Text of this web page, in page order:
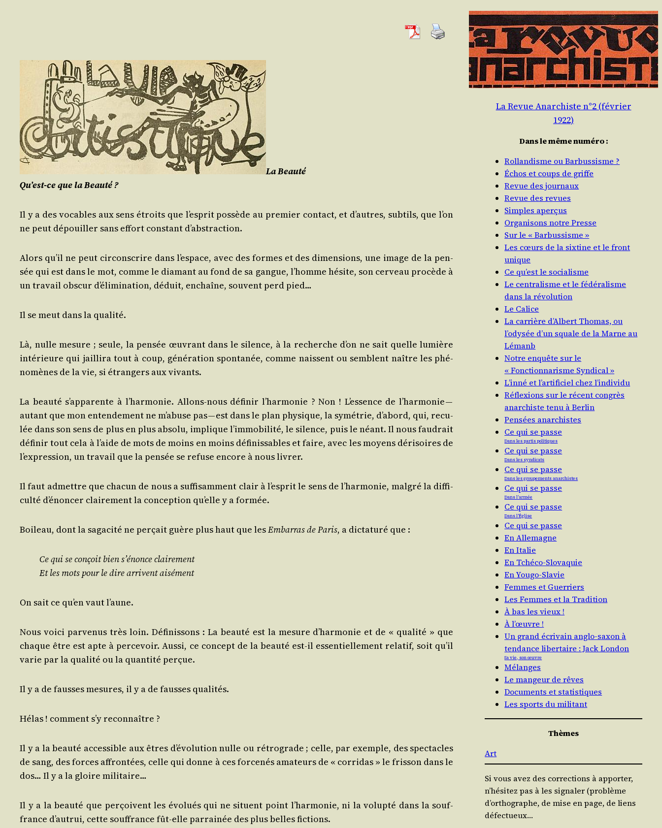
La Beau­té
Qu’est-ce que la Beauté ?
Il y a des vocables aux sens étroits que l’esprit pos­sède au pre­mier contact, et d’autres, sub­tils, que l’on
ne peut dépouiller sans effort constant d’abstraction.
Alors qu’il ne peut cir­cons­crire dans l’espace, avec des formes et des dimen­sions, une image de la pen­
sée qui est dans le mot, comme le dia­mant au fond de sa gangue, l’homme hésite, son cer­veau pro­cède à
un tra­vail obs­cur d’élimination, déduit, enchaîne, sou­vent perd pied…
Il se meut dans la qualité.
Là, nulle mesure ; seule, la pen­sée œuvrant dans le silence, à la recherche d’on ne sait quelle lumière
inté­rieure qui jailli­ra tout à coup, géné­ra­tion spon­ta­née, comme naissent ou semblent naître les phé­
no­mènes de la vie, si étran­gers aux vivants.
La beau­té s’apparente à l’harmonie. Allons-nous défi­nir l’harmonie ? Non ! L’essence de l’harmonie —
autant que mon enten­de­ment ne m’abuse pas — est dans le plan phy­sique, la symé­trie, d’abord, qui, recu­
lée dans son sens de plus en plus abso­lu, implique l’immobilité, le silence, puis le néant. Il nous fau­drait
défi­nir tout cela à l’aide de mots de moins en moins défi­nis­sables et faire, avec les moyens déri­soires de
l’expression, un tra­vail que la pen­sée se refuse encore à nous livrer.
Il faut admettre que cha­cun de nous a suf­fi­sam­ment clair à l’esprit le sens de l’harmonie, mal­gré la dif­fi­
cul­té d’énoncer clai­re­ment la concep­tion qu’elle y a formée.
Boi­leau, dont la saga­ci­té ne per­çait guère plus haut que lesEmbar­ras de Paris, a dic­ta­tu­ré que :
Ce qui se conçoit bien s’énonce clairement
Et les mots pour le dire arrivent aisément
On sait ce qu’en vaut l’aune.
Nous voi­ci par­ve­nus très loin. Défi­nis­sons : La beau­té est la mesure d’harmonie et de « qua­li­té » que
chaque être est apte à per­ce­voir. Aus­si, ce concept de la beau­té est-il essen­tiel­le­ment rela­tif, soit qu’il
varie par la qua­li­té ou la quan­ti­té perçue.
Il y a de fausses mesures, il y a de fausses qualités.
Hélas ! com­ment s’y reconnaître ?
Il y a la beau­té acces­sible aux êtres d’évolution nulle ou rétro­grade ; celle, par exemple, des spec­tacles
de sang, des forces affron­tées, celle qui donne à ces for­ce­nés ama­teurs de « cor­ri­das » le fris­son dans le
dos… Il y a la gloire militaire…
Il y a la beau­té que per­çoivent les évo­lués qui ne situent point l’harmonie, ni la volup­té dans la souf­
france d’autrui, cette souf­france fût-elle par­rai­née des plus belles fictions.
La Revue Anarchiste n°2 (février
1922)
Dans le même numéro :
Rollandisme ou Barbussisme ?
Échos et coups de griffe
Revue des journaux
Revue des revues
Simples aperçus
Organisons notre Presse
Sur le « Barbussisme »
Les cœurs de la sixtine et le front
unique
Ce qu’est le socialisme
Le centralisme et le fédéralisme
dans la révolution
Le Calice
La carrière d’Albert Thomas, ou
l’odysée d’un squale de la Marne au
Lémanb
Notre enquête sur le
« Fonctionnarisme Syndical »
L’inné et l’artificiel chez l’individu
Réflexions sur le récent congrès
anarchiste tenu à Berlin
Pensées anarchistes
Ce qui se passe
Dans les partis politiques
Ce qui se passe
Dans les syndicats
Ce qui se passe
Dans les groupements anarchistes
Ce qui se passe
Dans l’armée
Ce qui se passe
Dans l’Église
Ce qui se passe
En Allemagne
En Italie
En Tchéco-Slovaquie
En Yougo-Slavie
Femmes et Guerriers
Les Femmes et la Tradition
À bas les vieux !
À l’œuvre !
Un grand écrivain anglo-saxon à
tendance libertaire : Jack London
Sa vie, son œuvre
Mélanges
Le mangeur de rêves
Documents et statistiques
Les sports du militant
Thèmes
Art
Si vous avez des corrections à apporter,
n’hésitez pas à les signaler (problème
d’orthographe, de mise en page, de liens
défectueux…